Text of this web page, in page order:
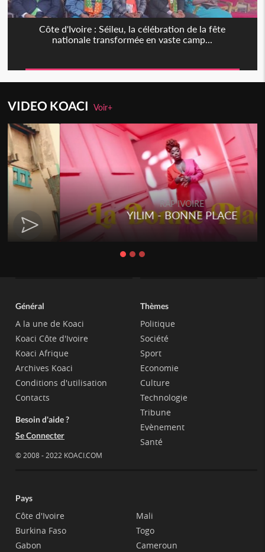
Côte d'Ivoire : Séileu, la célébration de la fête
nationale transformée en vaste camp...
VIDEO KOACIVoir+
Togo
Talakaka - ÉTÉRÉRÉ
Général
A la une de Koaci
Koaci Côte d'Ivoire
Koaci Afrique
Archives Koaci
Conditions d'utilisation
Contacts
Besoin d'aide ?
Se Connecter
© 2008 - 2022 KOACI.COM
Thèmes
Politique
Société
Sport
Economie
Culture
Technologie
Tribune
Evènement
Santé
Pays
Côte d'Ivoire
Burkina Faso
Gabon
Mali
Togo
Cameroun